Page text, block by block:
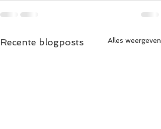
Recente blogposts Alles weergeven